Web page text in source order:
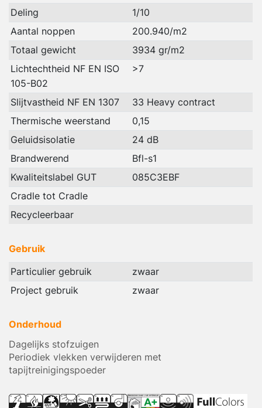
Deling
1/10
Aantal noppen
200.940/m2
Totaal gewicht
3934 gr/m2
Lichtechtheid NF EN ISO
105-B02
>7
Slijtvastheid NF EN 1307
33 Heavy contract
Thermische weerstand
0,15
Geluidsisolatie
24 dB
Brandwerend
Bfl-s1
Kwaliteitslabel GUT
085C3EBF
Cradle tot Cradle
Recycleerbaar
Gebruik
Particulier gebruik
zwaar
Project gebruik
zwaar
Onderhoud
Dagelijks stofzuigen
Periodiek vlekken verwijderen met
tapijtreinigingspoeder